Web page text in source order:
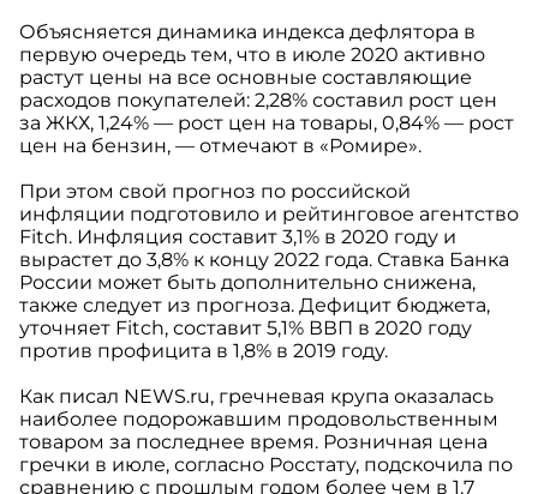
Объясняется динамика индекса дефлятора в
первую очередь тем, что в июле 2020 активно
растут цены на все основные составляющие
расходов покупателей: 2,28% составил рост цен
за ЖКХ, 1,24% — рост цен на товары, 0,84% — рост
цен на бензин, — отмечают в «Ромире».
При этом свой прогноз по российской
инфляции подготовило и рейтинговое агентство
Fitch. Инфляция составит 3,1% в 2020 году и
вырастет до 3,8% к концу 2022 года. Ставка Банка
России может быть дополнительно снижена,
также следует из прогноза. Дефицит бюджета,
уточняет Fitch, составит 5,1% ВВП в 2020 году
против профицита в 1,8% в 2019 году.
Как писал NEWS.ru, гречневая крупа оказалась
наиболее подорожавшим продовольственным
товаром за последнее время. Розничная цена
гречки в июле, согласно Росстату, подскочила по
сравнению с прошлым годом более чем в 1,7